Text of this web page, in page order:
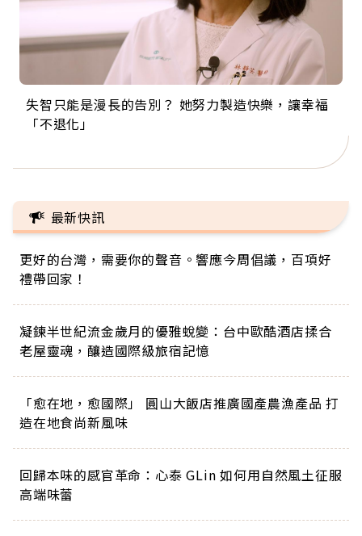
失智只能是漫長的告別？ 她努力製造快樂，讓幸福
「不退化」
來自剛果的巧克力神父 為台灣奉獻36年 「台灣是我
的家，我連作夢都講台語！」
63歲卸矽谷副總、搬回台灣找快樂！「蛋黃哥小
丑」走進安養院，逗樂上萬爺奶：退休後才開始真
104歲打破金氏世界紀錄 成為全球最年長羽球選
手，分享長壽的秘密原來是「這個」
事業巔峰他選擇追夢…黑手阿伯拉小提琴還登上小
巨蛋！連CNN都大讚！
最新快訊
更好的台灣，需要你的聲音。響應今周倡議，百項好
禮帶回家！
凝鍊半世紀流金歲月的優雅蛻變：台中歐酷酒店揉合
老屋靈魂，釀造國際級旅宿記憶
「愈在地，愈國際」 圓山大飯店推廣國產農漁產品 打
造在地食尚新風味
回歸本味的感官革命：心泰 GLin 如何用自然風土征服
高端味蕾